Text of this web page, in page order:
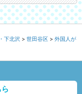
下北沢 世田谷区
外国人が